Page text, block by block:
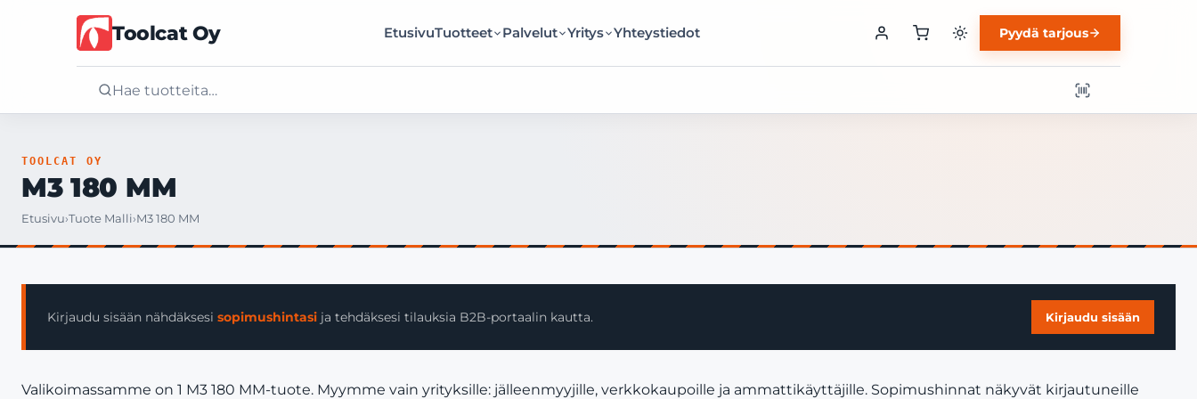
Toolcat Oy EtusivuTuotteet Palvelut Yritys Yhteystiedot Pyydä tarjous
Tuotteet
Yritys
TOOLCAT OY
M3 180 MM
Etusivu›Tuote Malli›M3 180 MM
Kirjaudu sisään nähdäksesi sopimushintasi ja tehdäksesi tilauksia B2B-portaalin kautta. Kirjaudu sisään
Valikoimassamme on 1 M3 180 MM-tuote. Myymme vain yrityksille: jälleenmyyjille, verkkokaupoille ja ammattikäyttäjille. Sopimushinnat näkyvät kirjautuneille